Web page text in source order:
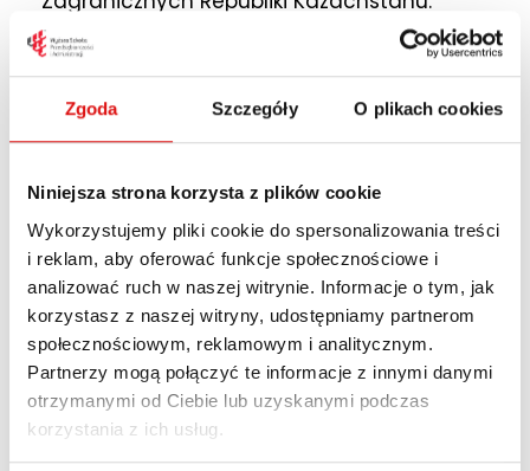
Zgoda Szczegóły O plikach cookies
Niniejsza strona korzysta z plików cookie
Wykorzystujemy pliki cookie do spersonalizowania treści
i reklam, aby oferować funkcje społecznościowe i
analizować ruch w naszej witrynie. Informacje o tym, jak
korzystasz z naszej witryny, udostępniamy partnerom
społecznościowym, reklamowym i analitycznym.
Partnerzy mogą połączyć te informacje z innymi danymi
otrzymanymi od Ciebie lub uzyskanymi podczas
korzystania z ich usług.
Pełniła funkcję
Europejskiej w Departamencie Europy i
Ameryki MSZ RK. Pracę w Wyższej Szkole
Koordynatora ds. rynków wschodnich oraz
lektora języka polskiego. Prowadziła zajęcia
na Studiach Wschodnioeuropejskich na
Wydziale Politologii UMCS (specjalność
kaukaska).
Od lat zajmuje się tematyką szeroko
ujętego umiędzynarodowienia,
wielokulturowości, procesów migracyjnych,